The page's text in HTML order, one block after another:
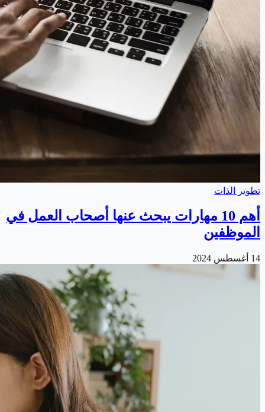
تطوير الذات
أهم 10 مهارات يبحث عنها أصحاب العمل في
الموظفين
14 أغسطس 2024